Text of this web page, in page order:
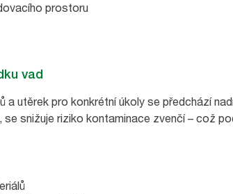
prostoru
vad
a utěrek pro konkrétní úkoly se předchází
snižuje riziko kontaminace zvenčí – což